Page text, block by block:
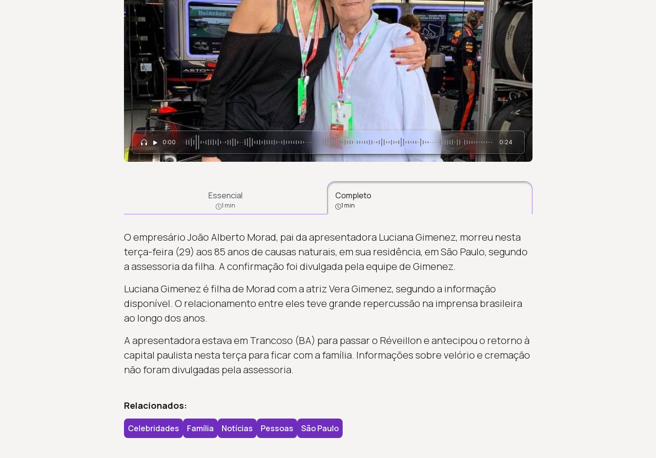
0:00 0:24
Essencial
1 min
Completo
1 min
O empresário João Alberto Morad, pai da apresentadora Luciana Gimenez, morreu nesta
terça-feira (29) aos 85 anos de causas naturais, em sua residência, em São Paulo, segundo
a assessoria da filha. A confirmação foi divulgada pela equipe de Gimenez.
Luciana Gimenez é filha de Morad com a atriz Vera Gimenez, segundo a informação
disponível. O relacionamento entre eles teve grande repercussão na imprensa brasileira
ao longo dos anos.
A apresentadora estava em Trancoso (BA) para passar o Réveillon e antecipou o retorno à
capital paulista nesta terça para ficar com a família. Informações sobre velório e cremação
não foram divulgadas pela assessoria.
Relacionados:
Celebridades Família Notícias Pessoas São Paulo